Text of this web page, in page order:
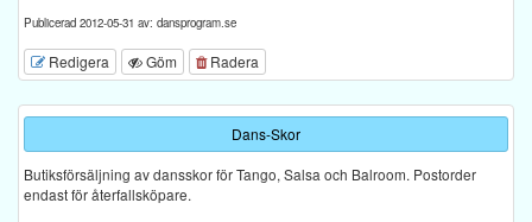
Publicerad 2012-05-31 av: dansprogram.se
Redigera Göm Radera
Dans-Skor
Butiksförsäljning av dansskor för Tango, Salsa och Balroom. Postorder
endast för återfallsköpare.